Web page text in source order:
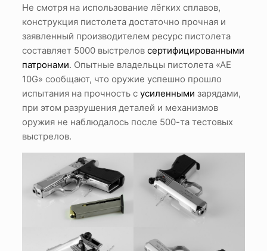
Не смотря на использование лёгких сплавов,
конструкция пистолета достаточно прочная и
заявленный производителем ресурс пистолета
составляет 5000 выстрелов сертифицированными
патронами. Опытные владельцы пистолета «АЕ
10G» сообщают, что оружие успешно прошло
испытания на прочность с усиленными зарядами,
при этом разрушения деталей и механизмов
оружия не наблюдалось после 500-та тестовых
выстрелов.